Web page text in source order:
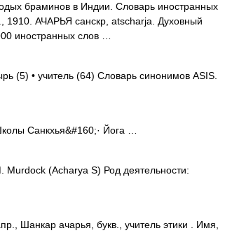
браминов в Индии. Словарь иностранных
1910. АЧАРЬЯ санскр, atscharja. Духовный
иностранных слов …
(5) • учитель (64) Словарь синонимов ASIS.
Санкхья&#160;· Йога …
(Acharya S) Род деятельности:
Шанкар ачарья, букв., учитель этики . Имя,